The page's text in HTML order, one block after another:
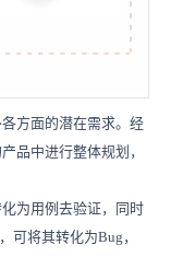
方面的潜在需求。经
品中进行整体规划，
为用例去验证，同时
可将其转化为Bug，